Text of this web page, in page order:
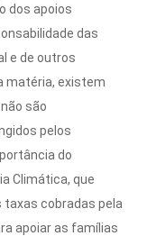
dos apoios
das
e de outros
matéria, existem
são
pelos
do
Climática, que
cobradas pela
apoiar as famílias